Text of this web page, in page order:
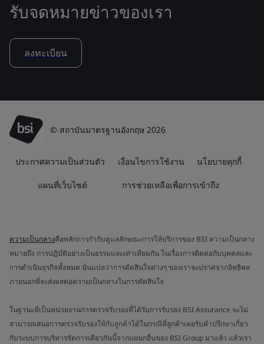
รับจดหมายข่าวของเรา
ลงทะเบียน
© สถาบันมาตรฐานอังกฤษ 2026
ประกาศความเป็นส่วนตัว เงื่อนไขการใช้งาน นโยบายคุกกี้
แผนที่เว็บไซต์ การช่วยเหลือเพื่อการเข้าถึง
ความเป็นกลางคือหลักการกำกับดูแลลักษณะการให้บริการของ BSI ความเป็นกลาง
หมายถึง การปฏิบัติอย่างเป็นธรรมและเท่าเทียมกัน ในเรื่องการติดต่อกับบุคคลและ
การดำเนินธุรกิจทั้งหมด นั่นแปลว่าการตัดสินใจต่างๆ ของเราจะปราศจากอิทธิพล
ภายนอกที่จะส่งผลต่อความเป็นกลางในการตัดสินใจ
ในฐานะที่เป็นหน่วยงานการตรวจรับรองที่ได้รับการรับรอง BSI Assurance จะไม่
สามารถเสนอการตรวจรับรองให้กับลูกค้าได้ในกรณีที่ลูกค้าเคยรับคำปรึกษาเกี่ยว
กับระบบการบริหารจัดการเดียวกันนี้จากแผนกอื่นของ BSI Group มาแล้ว แล้วเรา